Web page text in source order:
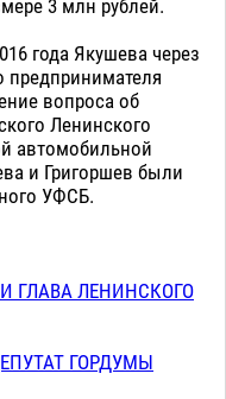
3 млн рублей.
года Якушева через
предпринимателя
вопроса об
Ленинского
автомобильной
и Григоршев были
УФСБ.
ГЛАВА ЛЕНИНСКОГО
ГОРДУМЫ